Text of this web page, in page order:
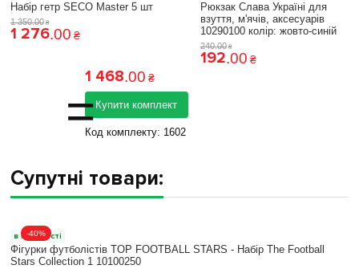
Набір гетр SECO Master 5 шт
1 350.00 ₴
1 276.00 ₴
Рюкзак Слава Україні для
взуття, м'ячів, аксесуарів
10290100 колiр: жовто-синій
240.00 ₴
192.00 ₴
=
1 468.00 ₴
Купити комплект
Код комплекту: 1602
Супутні товари:
-40%
в наявності
Фігурки футболістів TOP FOOTBALL STARS - Набір The Football
Stars Collection 1 10100250